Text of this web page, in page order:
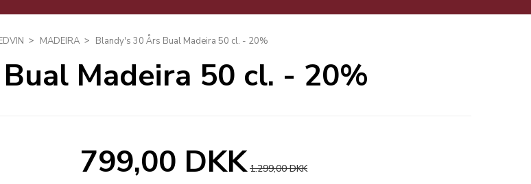
MADEIRA Blandy's 30 Års Bual Madeira 50 cl. - 20%
Madeira 50 cl. - 20%
799,00 DKK 1.299,00 DKK